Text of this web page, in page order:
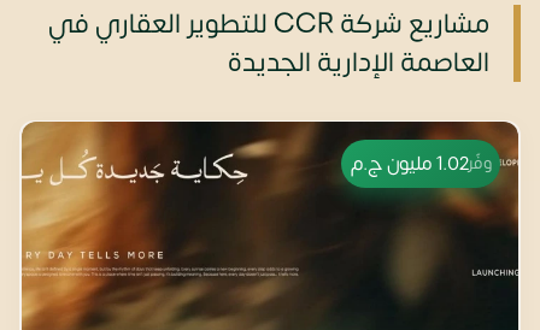
مشاريع شركة CCR للتطوير العقاري في
العاصمة الإدارية الجديدة
وفّر1.02 مليون ج.م